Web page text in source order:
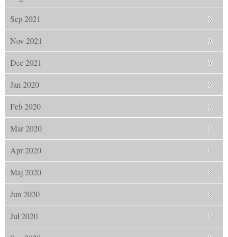
Sep 2021
Nov 2021
Dec 2021
Jan 2020
Feb 2020
Mar 2020
Apr 2020
Maj 2020
Jun 2020
Jul 2020